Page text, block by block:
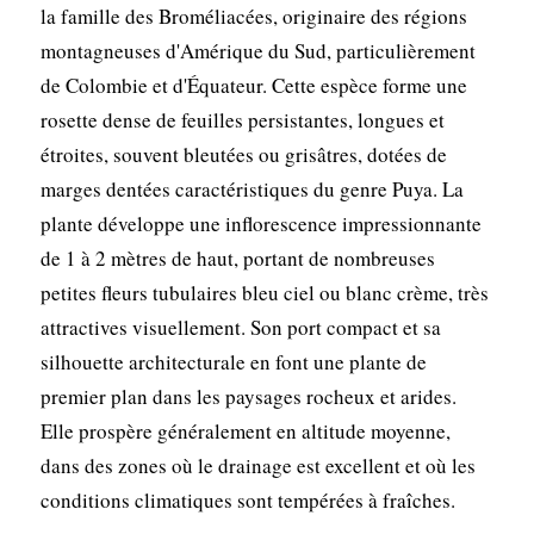
la famille des Broméliacées, originaire des régions
montagneuses d'Amérique du Sud, particulièrement
de Colombie et d'Équateur. Cette espèce forme une
rosette dense de feuilles persistantes, longues et
étroites, souvent bleutées ou grisâtres, dotées de
marges dentées caractéristiques du genre Puya. La
plante développe une inflorescence impressionnante
de 1 à 2 mètres de haut, portant de nombreuses
petites fleurs tubulaires bleu ciel ou blanc crème, très
attractives visuellement. Son port compact et sa
silhouette architecturale en font une plante de
premier plan dans les paysages rocheux et arides.
Elle prospère généralement en altitude moyenne,
dans des zones où le drainage est excellent et où les
conditions climatiques sont tempérées à fraîches.